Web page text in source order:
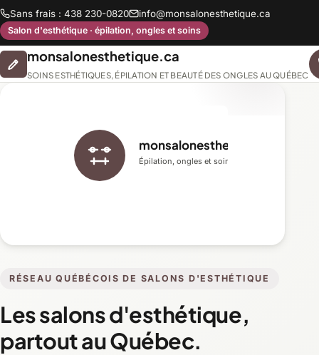
Sans frais : 438 230-0820 info@monsalonesthetique.ca
Salon d'esthétique · épilation, ongles et soins
monsalonesthetique.ca
SOINS ESTHÉTIQUES, ÉPILATION ET BEAUTÉ DES ONGLES AU QUÉBEC
RÉSEAU QUÉBÉCOIS DE SALONS D'ESTHÉTIQUE
Les salons d'esthétique,
partout au Québec.
monsalonesthetique.ca
Épilation, ongles et soins du visage